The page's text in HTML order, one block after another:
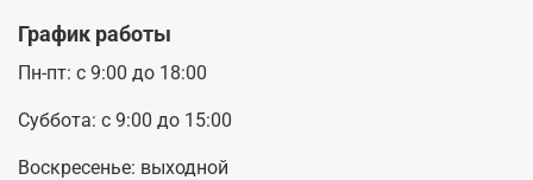
График работы
Пн-пт: с 9:00 до 18:00
Суббота: с 9:00 до 15:00
Воскресенье: выходной